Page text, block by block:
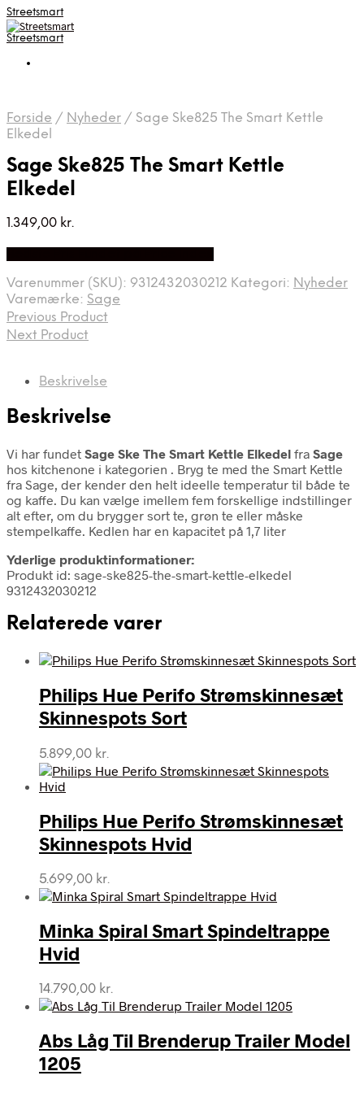
Streetsmart
Streetsmart
Forside / Nyheder / Sage Ske825 The Smart Kettle
Elkedel
Sage Ske825 The Smart Kettle
Elkedel
1.349,00 kr.
Varenummer (SKU): 9312432030212 Kategori: Nyheder
Varemærke: Sage
Previous Product
Next Product
Beskrivelse
Beskrivelse
Vi har fundet Sage Ske The Smart Kettle Elkedel fra Sage
hos kitchenone i kategorien . Bryg te med the Smart Kettle
fra Sage, der kender den helt ideelle temperatur til både te
og kaffe. Du kan vælge imellem fem forskellige indstillinger
alt efter, om du brygger sort te, grøn te eller måske
stempelkaffe. Kedlen har en kapacitet på 1,7 liter
Yderlige produktinformationer:
Produkt id: sage-ske825-the-smart-kettle-elkedel
9312432030212
Relaterede varer
Philips Hue Perifo Strømskinnesæt
Skinnespots Sort
5.899,00 kr.
Philips Hue Perifo Strømskinnesæt
Skinnespots Hvid
5.699,00 kr.
Minka Spiral Smart Spindeltrappe
Hvid
14.790,00 kr.
Abs Låg Til Brenderup Trailer Model
1205